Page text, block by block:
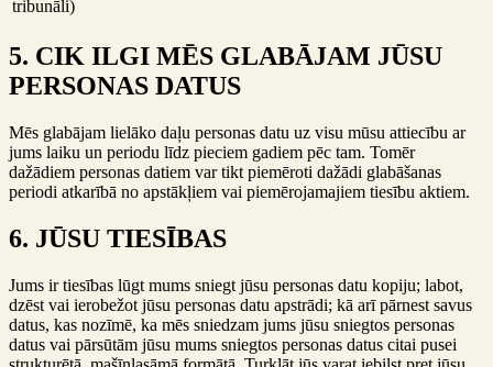
tribunāli)
5. CIK ILGI MĒS GLABĀJAM JŪSU
PERSONAS DATUS
Mēs glabājam lielāko daļu personas datu uz visu mūsu attiecību ar
jums laiku un periodu līdz pieciem gadiem pēc tam. Tomēr
dažādiem personas datiem var tikt piemēroti dažādi glabāšanas
periodi atkarībā no apstākļiem vai piemērojamajiem tiesību aktiem.
6. JŪSU TIESĪBAS
Jums ir tiesības lūgt mums sniegt jūsu personas datu kopiju; labot,
dzēst vai ierobežot jūsu personas datu apstrādi; kā arī pārnest savus
datus, kas nozīmē, ka mēs sniedzam jums jūsu sniegtos personas
datus vai pārsūtām jūsu mums sniegtos personas datus citai pusei